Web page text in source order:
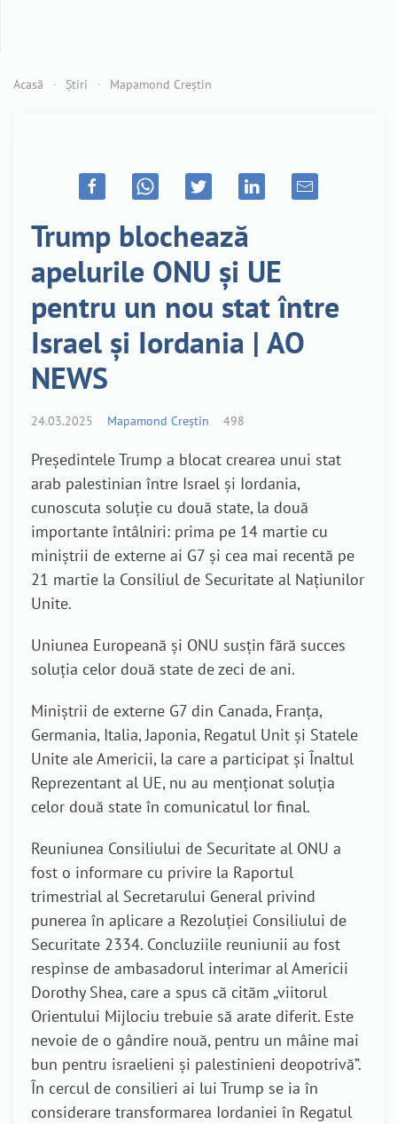
Acasă Știri Mapamond Creștin
Trump blochează
apelurile ONU și UE
pentru un nou stat între
Israel și Iordania | AO
NEWS
24.03.2025 Mapamond Creștin 498
Președintele Trump a blocat crearea unui stat
arab palestinian între Israel și Iordania,
cunoscuta soluție cu două state, la două
importante întâlniri: prima pe 14 martie cu
miniștrii de externe ai G7 și cea mai recentă pe
21 martie la Consiliul de Securitate al Națiunilor
Unite.
Uniunea Europeană și ONU susțin fără succes
soluția celor două state de zeci de ani.
Miniștrii de externe G7 din Canada, Franța,
Germania, Italia, Japonia, Regatul Unit și Statele
Unite ale Americii, la care a participat și Înaltul
Reprezentant al UE, nu au menționat soluția
celor două state în comunicatul lor final.
Reuniunea Consiliului de Securitate al ONU a
fost o informare cu privire la Raportul
trimestrial al Secretarului General privind
punerea în aplicare a Rezoluției Consiliului de
Securitate 2334. Concluziile reuniunii au fost
respinse de ambasadorul interimar al Americii
Dorothy Shea, care a spus că cităm „viitorul
Orientului Mijlociu trebuie să arate diferit. Este
nevoie de o gândire nouă, pentru un mâine mai
bun pentru israelieni și palestinieni deopotrivă”.
În cercul de consilieri ai lui Trump se ia în
considerare transformarea Iordaniei în Regatul